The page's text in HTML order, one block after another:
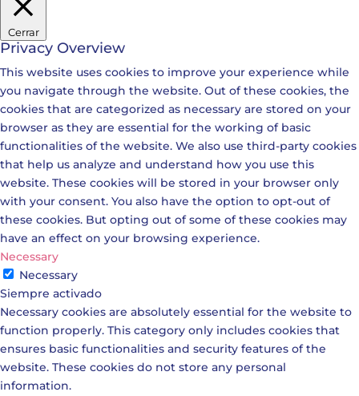
Cerrar
Privacy Overview
This website uses cookies to improve your experience while
you navigate through the website. Out of these cookies, the
cookies that are categorized as necessary are stored on your
browser as they are essential for the working of basic
functionalities of the website. We also use third-party cookies
that help us analyze and understand how you use this
website. These cookies will be stored in your browser only
with your consent. You also have the option to opt-out of
these cookies. But opting out of some of these cookies may
have an effect on your browsing experience.
Necessary
Necessary
Siempre activado
Necessary cookies are absolutely essential for the website to
function properly. This category only includes cookies that
ensures basic functionalities and security features of the
website. These cookies do not store any personal
information.